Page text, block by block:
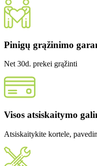
Pinigų grąžinimo
Net 30d. prekei grąžinti
Visos atsiskaitymo
Atsiskaitykite kortele,